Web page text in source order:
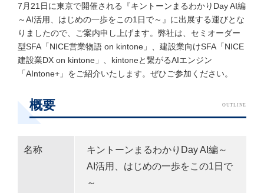
7月21日に東京で開催される『キントーンまるわかりDay AI編
～AI活用、はじめの一歩をこの1日で～』に出展する運びとな
りましたので、ご案内申し上げます。弊社は、セミオーダー
型SFA「NICE営業物語 on kintone」、建設業向けSFA「NICE
建設業DX on kintone」、kintoneと繋がるAIエンジン
「AIntone+」をご紹介いたします。ぜひご参加ください。
概要 OUTLINE
名称
キントーンまるわかりDay AI編～
AI活用、はじめの一歩をこの1日で
～